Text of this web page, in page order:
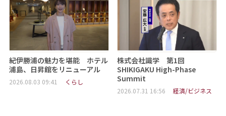
紀伊勝浦の魅力を堪能 ホテル
浦島、日昇館をリニューアル
2026.08.03 09:41 くらし
株式会社識学 第1回
SHIKIGAKU High-Phase
Summit
2026.07.31 16:56 経済/ビジネス